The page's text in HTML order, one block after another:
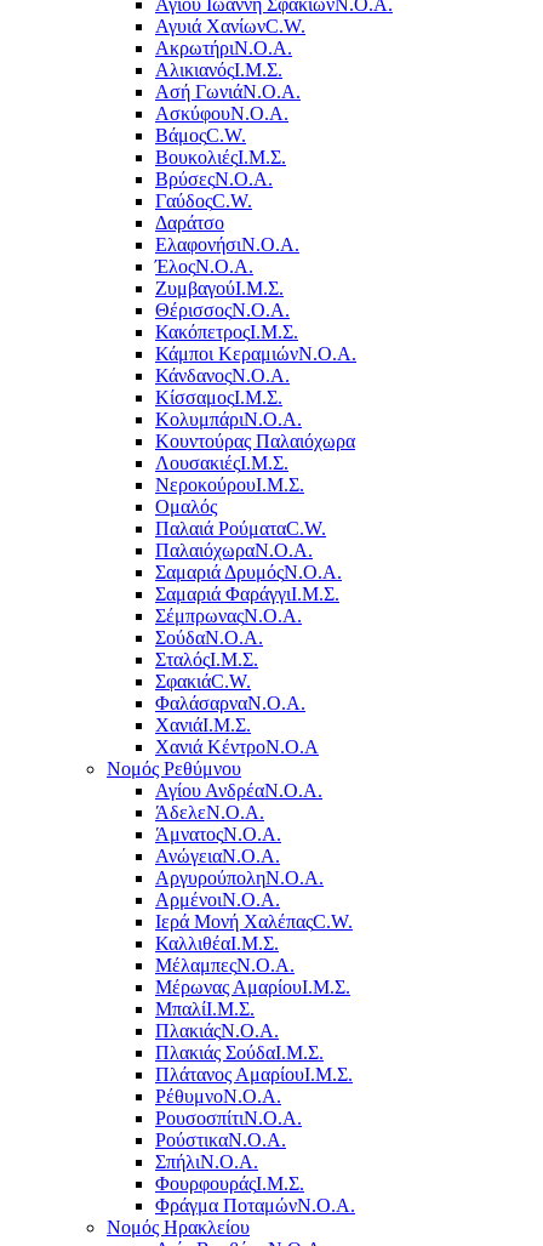
Αγίου Ιωάννη ΣφακίωνΝ.Ο.Α.
Αγυιά ΧανίωνC.W.
ΑκρωτήριΝ.Ο.Α.
ΑλικιανόςΙ.Μ.Σ.
Ασή ΓωνιάΝ.Ο.Α.
ΑσκύφουΝ.Ο.Α.
ΒάμοςC.W.
ΒουκολιέςΙ.Μ.Σ.
ΒρύσεςΝ.Ο.Α.
ΓαύδοςC.W.
Δαράτσο
ΕλαφονήσιΝ.Ο.Α.
ΈλοςΝ.Ο.Α.
ΖυμβαγούΙ.Μ.Σ.
ΘέρισσοςΝ.Ο.Α.
ΚακόπετροςΙ.Μ.Σ.
Κάμποι ΚεραμιώνΝ.Ο.Α.
ΚάνδανοςΝ.Ο.Α.
ΚίσσαμοςΙ.Μ.Σ.
ΚολυμπάριΝ.Ο.Α.
Κουντούρας Παλαιόχωρα
ΛουσακιέςΙ.Μ.Σ.
ΝεροκούρουΙ.Μ.Σ.
Ομαλός
Παλαιά ΡούματαC.W.
ΠαλαιόχωραΝ.Ο.Α.
Σαμαριά ΔρυμόςΝ.Ο.Α.
Σαμαριά ΦαράγγιΙ.Μ.Σ.
ΣέμπρωναςΝ.Ο.Α.
ΣούδαΝ.Ο.Α.
ΣταλόςΙ.Μ.Σ.
ΣφακιάC.W.
ΦαλάσαρναΝ.Ο.Α.
ΧανιάΙ.Μ.Σ.
Χανιά ΚέντροN.O.A
Νομός Ρεθύμνου
Αγίου ΑνδρέαΝ.Ο.Α.
ΆδελεΝ.Ο.Α.
ΆμνατοςΝ.Ο.Α.
ΑνώγειαΝ.Ο.Α.
ΑργυρούποληΝ.Ο.Α.
ΑρμένοιΝ.Ο.Α.
Ιερά Μονή ΧαλέπαςC.W.
ΚαλλιθέαΙ.Μ.Σ.
ΜέλαμπεςΝ.Ο.Α.
Μέρωνας ΑμαρίουΙ.Μ.Σ.
ΜπαλίΙ.Μ.Σ.
ΠλακιάςΝ.Ο.Α.
Πλακιάς ΣούδαΙ.Μ.Σ.
Πλάτανος ΑμαρίουΙ.Μ.Σ.
ΡέθυμνοΝ.Ο.Α.
ΡουσοσπίτιΝ.Ο.Α.
ΡούστικαΝ.Ο.Α.
ΣπήλιΝ.Ο.Α.
ΦουρφουράςΙ.Μ.Σ.
Φράγμα ΠοταμώνΝ.Ο.Α.
Νομός Ηρακλείου